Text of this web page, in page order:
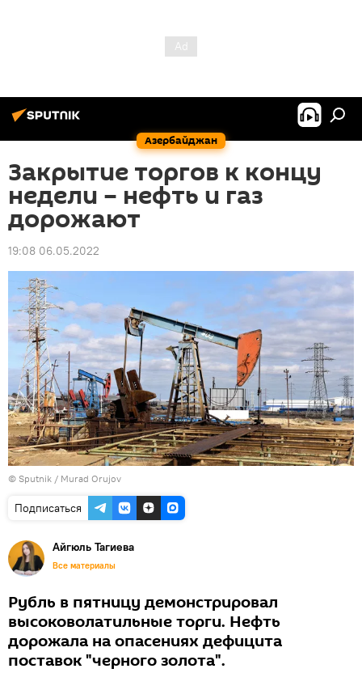
Азербайджан
Закрытие торгов к концу
недели – нефть и газ
дорожают
19:08 06.05.2022
© Sputnik / Murad Orujov
Подписаться
Айгюль Тагиева
Все материалы
Рубль в пятницу демонстрировал
высоковолатильные торги. Нефть
дорожала на опасениях дефицита
поставок "черного золота".